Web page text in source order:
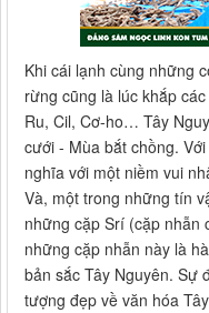
Khi cái lạnh cùng những
rừng cũng là lúc khắp
Ru, Cil, Cơ-ho… Tây
cưới - Mùa bắt chồng.
nghĩa với một niềm vui
Và, một trong những tín
những cặp Srí (cặp nhẫn
những cặp nhẫn này là
bản sắc Tây Nguyên. Sự
tượng đẹp về văn hóa